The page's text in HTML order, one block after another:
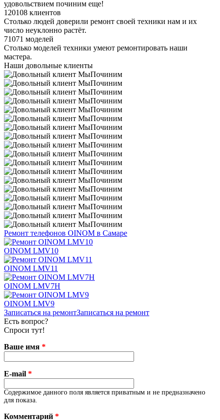
удовольствием починим еще!
120108 клиентов
Столько людей доверили ремонт своей техники нам и их
число неуклонно растёт.
71071 моделей
Столько моделей техники умеют ремонтировать наши
мастера.
Наши довольные клиенты
Ремонт телефонов OINOM в Самаре
OINOM LMV10
OINOM LMV11
OINOM LMV7H
OINOM LMV9
Записаться на ремонтЗаписаться на ремонт
Есть вопрос?
Спроси тут!
Ваше имя *
E-mail *
Содержимое данного поля является приватным и не предназначено
для показа.
Комментарий *